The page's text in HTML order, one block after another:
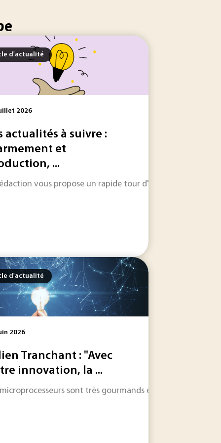
secteurs en mutation regardent désormais vers les...
a décidé de soutenir la création d’un Jumeau
d'actualité
2026
actualités à suivre :
et
...
vous propose un rapide tour d'horizon sur les
rôle reste d’abord opérationnel, transporter du...
les informations qui feront l'actualité industrielle dans
d'actualité
2026
Tranchant : "Avec
innovation, la ...
sont très gourmands en énergie. Issue